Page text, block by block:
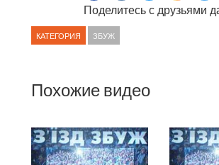
Поделитесь с друзьями
КАТЕГОРИЯ ЗБУЖ
Похожие видео